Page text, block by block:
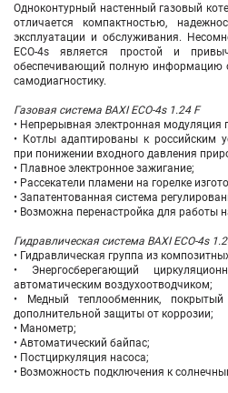
Одноконтурный настенный газовый
отличается компактностью,
эксплуатации и обслуживания.
ECO-4s является простой и
обеспечивающий полную информацию
самодиагностику.
Газовая система BAXI ECO-4s 1.24 F
• Непрерывная электронная
• Котлы адаптированы к российским
при понижении входного давления
• Плавное электронное зажигание;
• Рассекатели пламени на горелке
• Запатентованная система
• Возможна перенастройка для работы
Гидравлическая система BAXI ECO-4s
• Гидравлическая группа из
• Энергосберегающий
автоматическим воздухоотводчиком;
• Медный теплообменник,
дополнительной защиты от коррозии;
• Манометр;
• Автоматический байпас;
• Постциркуляция насоса;
• Возможность подключения к